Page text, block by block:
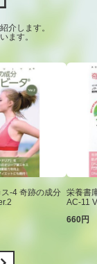
介します。
ます。
-4 奇跡の成分 栄養書
AC-11
660円